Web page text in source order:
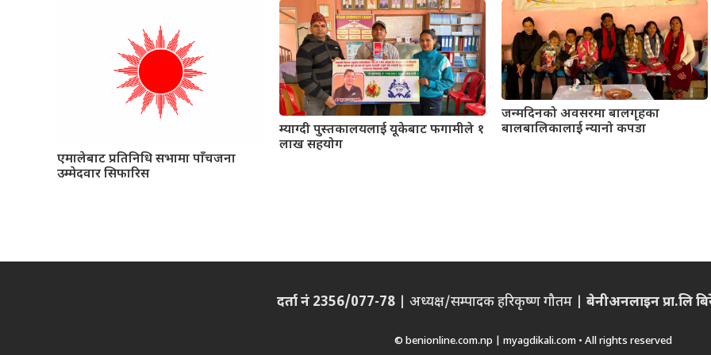
एमालेबाट प्रतिनिधि सभामा पाँचजना
उम्मेदवार सिफारिस
म्याग्दी पुस्तकालयलाई यूकेबाट फगामीले १
लाख सहयोग
जन्मदिनको अवसरमा बालगृहका
बालबालिकालाई न्यानो कपडा
दर्ता नं 2356/077-78| अध्यक्ष/सम्पादक हरिकृष्ण गौतम | बेनीअनलाइन प्रा.लि
© benionline.com.np | myagdikali.com • All rights reserved